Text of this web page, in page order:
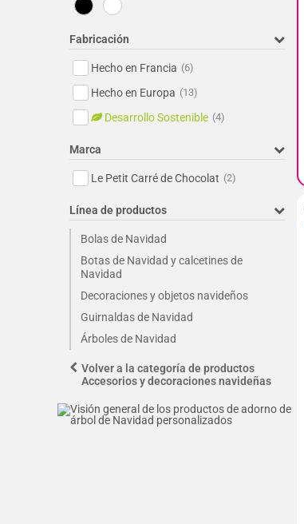
Fabricación
Hecho en Francia (6)
Hecho en Europa (13)
Desarrollo Sostenible (4)
Marca
Le Petit Carré de Chocolat (2)
Línea de productos
Bolas de Navidad
Botas de Navidad y calcetines de
Navidad
Decoraciones y objetos navideños
Guirnaldas de Navidad
Árboles de Navidad
Volver a la categoría de productos
Accesorios y decoraciones navideñas